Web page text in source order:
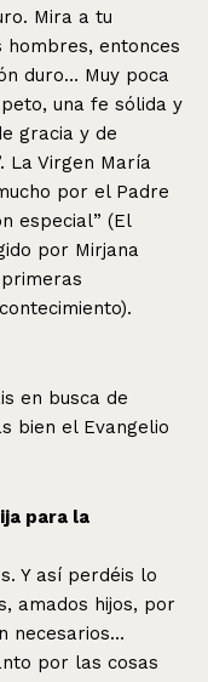
Mira a tu
entonces
duro… Muy poca
una fe sólida y
gracia y de
La Virgen María
por el Padre
especial” (El
por Mirjana
en busca de
bien el Evangelio
para la
Y así perdéis lo
amados hijos, por
necesarios…
por las cosas